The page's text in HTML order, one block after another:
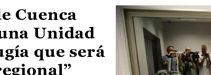
Cuenca
Unidad
que será